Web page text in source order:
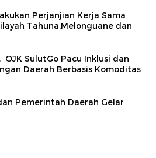
Perjanjian Kerja Sama
Tahuna,Melonguane dan
OJK SulutGo Pacu Inklusi dan
Daerah Berbasis Komoditas
Pemerintah Daerah Gelar